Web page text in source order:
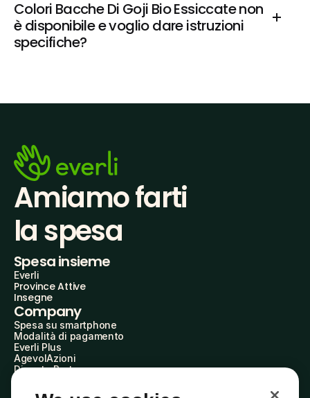
Colori Bacche Di Goji Bio Essiccate non
è disponibile e voglio dare istruzioni
specifiche?
Amiamo farti
la spesa
Spesa insieme
Everli
Province Attive
Insegne
Company
Spesa su smartphone
Modalità di pagamento
Everli Plus
AgevolAzioni
Diventa Partner
Everli Shoppers